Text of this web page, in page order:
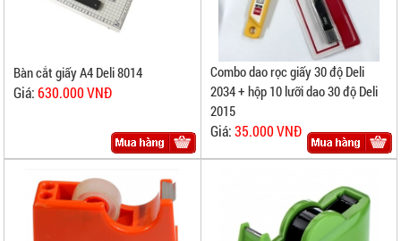
Bàn cắt giấy A4 Deli 8014
Giá:630.000 VNĐ
Combo dao rọc giấy 30 độ Deli
2034 + hộp 10 lưỡi dao 30 độ Deli
2015
Giá:35.000 VNĐ